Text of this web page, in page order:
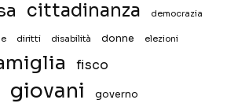
cittadinanza democrazia
diritti disabilità donne elezioni
fisco
giovani governo